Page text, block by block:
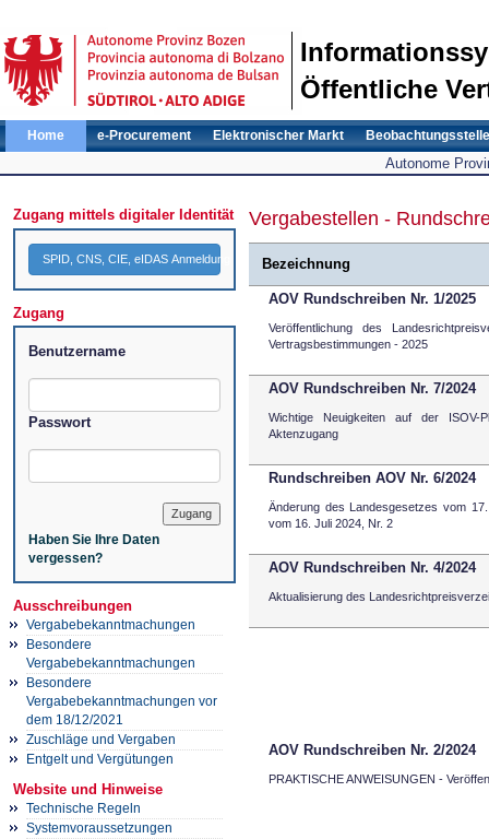
Öffentliche
Home e-Procurement Elektronischer Markt Beobachtungsstelle
Autonome
Zugang mittels digitaler Identität
SPID, CNS, CIE, eIDAS Anmeldung
Zugang
Benutzername
Passwort
Haben Sie Ihre Daten
vergessen?
Ausschreibungen
Vergabebekanntmachungen
Besondere
Vergabebekanntmachungen
Besondere
Vergabebekanntmachungen vor
dem 18/12/2021
Zuschläge und Vergaben
Entgelt und Vergütungen
Website und Hinweise
Technische Regeln
Systemvoraussetzungen
Vergabestellen -
Bezeichnung
AOV Rundschreiben Nr. 1/2025
Veröffentlichung des
Vertragsbestimmungen - 2025
AOV Rundschreiben Nr. 7/2024
Wichtige Neuigkeiten auf der ISOV-
Aktenzugang
Rundschreiben AOV Nr. 6/2024
Änderung des Landesgesetzes vom
vom 16. Juli 2024, Nr. 2
AOV Rundschreiben Nr. 4/2024
Aktualisierung des
AOV Rundschreiben Nr. 2/2024
PRAKTISCHE ANWEISUNGEN -